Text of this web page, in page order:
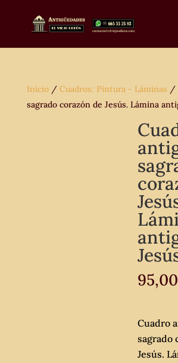
Inicio/ Cuadros: Pintura - Láminas /
sagrado corazón de Jesús. Lámina
95,00
Cuadro
sagrado
Jesús.